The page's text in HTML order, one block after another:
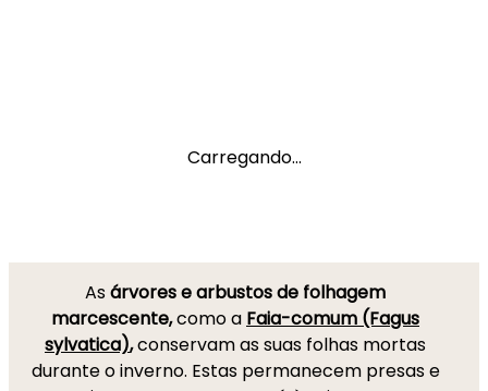
Carregando...
Asárvores e arbustos de folhagem
marcescente,como a Faia-comum (Fagus
sylvatica),conservam as suas folhas mortas
durante o inverno. Estas permanecem presas e